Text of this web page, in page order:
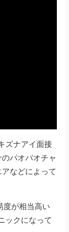
ズナアイ面接
パオパオチャ
などによって
度が相当高い
ックになって